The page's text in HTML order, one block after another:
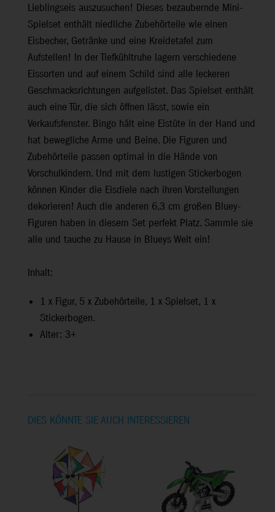
Lieblingseis auszusuchen! Dieses bezaubernde Mini-
Spielset enthält niedliche Zubehörteile wie einen
Eisbecher, Getränke und eine Kreidetafel zum
Aufstellen! In der Tiefkühltruhe lagern verschiedene
Eissorten und auf einem Schild sind alle leckeren
Geschmacksrichtungen aufgelistet. Das Spielset enthält
auch eine Tür, die sich öffnen lässt, sowie ein
Verkaufsfenster. Bingo hält eine Eistüte in der Hand und
hat bewegliche Arme und Beine. Die Figuren und
Zubehörteile passen optimal in die Hände von
Vorschulkindern. Und mit dem lustigen Stickerbogen
können Kinder die Eisdiele nach ihren Vorstellungen
dekorieren! Auch die anderen 6,3 cm großen Bluey-
Figuren haben in diesem Set perfekt Platz. Sammle sie
alle und tauche zu Hause in Blueys Welt ein!
Inhalt:
1 x Figur, 5 x Zubehörteile, 1 x Spielset, 1 x
Stickerbogen.
Alter: 3+
DIES KÖNNTE SIE AUCH INTERESSIEREN